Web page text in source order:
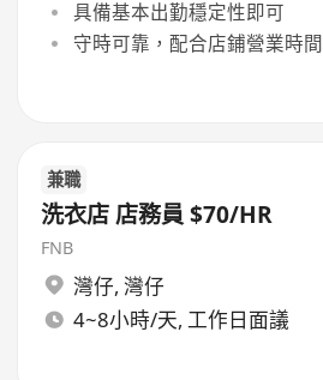
具備基本出勤穩定性即可
守時可靠，配合店鋪營業時間
兼職
洗衣店 店務員 $70/HR
FNB
灣仔, 灣仔
4~8小時/天, 工作日面議